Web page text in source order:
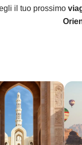
il tuo prossimo